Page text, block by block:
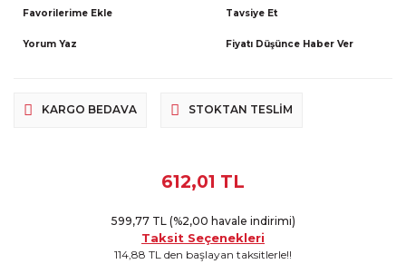
Tavsiye Et
Yorum Yaz Fiyatı Düşünce Haber Ver
KARGO BEDAVA STOKTAN TESLIM
612,01 TL
599,77 TL (%2,00 havale indirimi)
Taksit Seçenekleri
114,88 TL den başlayan taksitlerle!!